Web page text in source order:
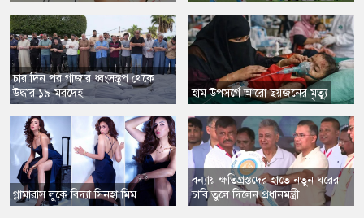
​চার দিন পর গাজার ধ্বংসস্তূপ থেকে
উদ্ধার ১৯ মরদেহ
​গ্লামারাস লুকে বিদ্যা সিনহা মিম
​হাম উপসর্গে আরো ছয়জনের মৃত্যু
বন্যায় ক্ষতিগ্রস্তদের হাতে নতুন ঘরের
চাবি তুলে দিলেন প্রধানমন্ত্রী